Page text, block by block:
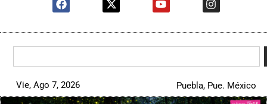
Vie, Ago 7, 2026 Puebla, Pue. México